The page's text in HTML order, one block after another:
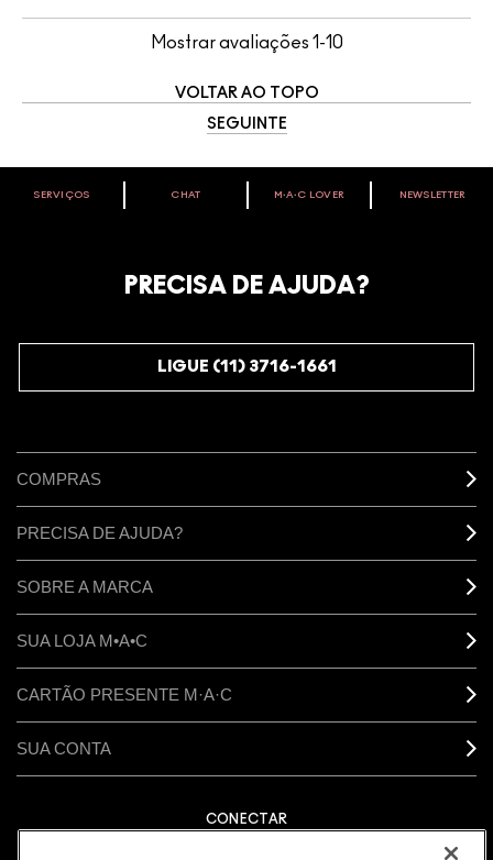
Mostrar avaliações 1-10
VOLTAR AO TOPO
SEGUINTE
VOCÊ É M·A·C LOVER?
começando com 10% de desconto na sua próxima compra.
SERVIÇOS CHAT M∙A∙C LOVER NEWSLETTER
PRECISA DE AJUDA?
LIGUE (11) 3716-1661
COMPRAS
PRECISA DE AJUDA?
SOBRE A MARCA
SUA LOJA M•A•C
CARTÃO PRESENTE M·A·C
SUA CONTA
CONECTAR